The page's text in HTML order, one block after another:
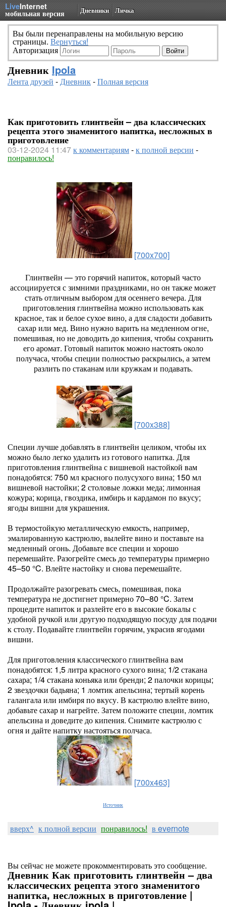
LiveInternet
мобильная версия Дневники Личка
Вы были перенаправлены на мобильную версию
страницы. Вернуться!
Авторизация
Дневник Ipola
Лента друзей -Дневник-Полная версия
Как приготовить глинтвейн – два классических
рецепта этого знаменитого напитка, несложных в
приготовление
03-12-2024 11:47к комментариям-к полной версии -
понравилось!
[700x700]
Глинтвейн — это горячий напиток, который часто
ассоциируется с зимними праздниками, но он также может
стать отличным выбором для осеннего вечера. Для
приготовления глинтвейна можно использовать как
красное, так и белое сухое вино, а для сладости добавить
сахар или мед. Вино нужно варить на медленном огне,
помешивая, но не доводить до кипения, чтобы сохранить
его аромат. Готовый напиток можно настоять около
получаса, чтобы специи полностью раскрылись, а затем
разлить по стаканам или кружкам и подавать.
[700x388]
Специи лучше добавлять в глинтвейн целиком, чтобы их
можно было легко удалить из готового напитка. Для
приготовления глинтвейна с вишневой настойкой вам
понадобятся: 750 мл красного полусухого вина; 150 мл
вишневой настойки; 2 столовые ложки меда; лимонная
кожура; корица, гвоздика, имбирь и кардамон по вкусу;
ягоды вишни для украшения.
В термостойкую металлическую емкость, например,
эмалированную кастрюлю, вылейте вино и поставьте на
медленный огонь. Добавьте все специи и хорошо
перемешайте. Разогрейте смесь до температуры примерно
45–50 °C. Влейте настойку и снова перемешайте.
Продолжайте разогревать смесь, помешивая, пока
температура не достигнет примерно 70–80 °C. Затем
процедите напиток и разлейте его в высокие бокалы с
удобной ручкой или другую подходящую посуду для подачи
к столу. Подавайте глинтвейн горячим, украсив ягодами
вишни.
Для приготовления классического глинтвейна вам
понадобятся: 1,5 литра красного сухого вина; 1/2 стакана
сахара; 1/4 стакана коньяка или бренди; 2 палочки корицы;
2 звездочки бадьяна; 1 ломтик апельсина; тертый корень
галангала или имбиря по вкусу. В кастрюлю влейте вино,
добавьте сахар и нагрейте. Затем положите специи, ломтик
апельсина и доведите до кипения. Снимите кастрюлю с
огня и дайте напитку настояться полчаса.
[700x463]
Источник
вверх^ к полной версии понравилось! в evernote
Вы сейчас не можете прокомментировать это сообщение.
Дневник Как приготовить глинтвейн – два
классических рецепта этого знаменитого
напитка, несложных в приготовление |